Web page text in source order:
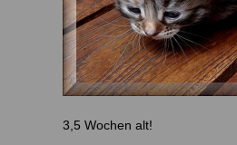
3,5 Wochen alt!